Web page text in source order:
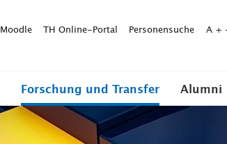
Moodle TH Online-Portal Personensuche A +
Forschung und Transfer Alumni